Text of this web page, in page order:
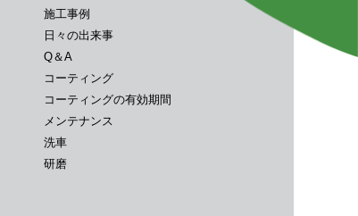
施工事例
日々の出来事
Q＆A
コーティング
コーティングの有効期間
メンテナンス
洗車
研磨